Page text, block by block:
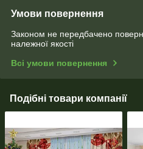
Умови повернення
Законом не передбачено
належної якості
Всі умови повернення
Подібні товари компанії